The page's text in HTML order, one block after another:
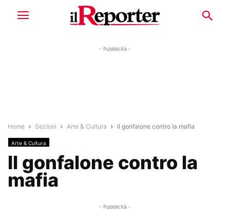
- Pubblicità -
Home Sezioni Arte & Cultura Il gonfalone contro la mafia
Arte & Cultura
Il gonfalone contro la
mafia
- Pubblicità -